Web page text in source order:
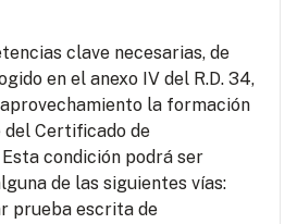
clave necesarias, de
en el anexo IV del R.D. 34,
la formación
Certificado de
condición podrá ser
de las siguientes vías:
prueba escrita de